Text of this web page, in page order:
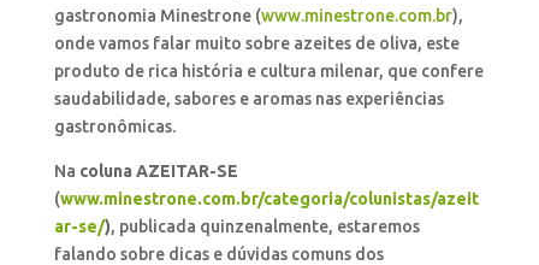
gastronomia Minestrone (www.minestrone.com.br),
onde vamos falar muito sobre azeites de oliva, este
produto de rica história e cultura milenar, que confere
saudabilidade, sabores e aromas nas experiências
gastronômicas.
Na coluna AZEITAR-SE
(www.minestrone.com.br/categoria/colunistas/azeit
ar-se/), publicada quinzenalmente, estaremos
falando sobre dicas e dúvidas comuns dos